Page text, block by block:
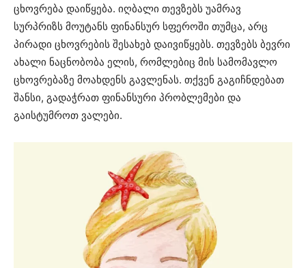
ცხოვრება დაიწყება. იღბალი თევზებს უამრავ
სურპრიზს მოუტანს ფინანსურ სფეროში თუმცა, არც
პირადი ცხოვრების შესახებ დაივიწყებს. თევზებს ბევრი
ახალი ნაცნობობა ელის, რომლებიც მის სამომავლო
ცხოვრებაზე მოახდენს გავლენას. თქვენ გაგიჩნდებათ
შანსი, გადაჭრათ ფინანსური პრობლემები და
გაისტუმროთ ვალები.